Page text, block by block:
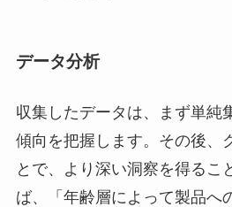
データ分析
収集したデータは、まず単純
傾向を把握します。その後、
とで、より深い洞察を得るこ
ば、「年齢層によって製品へ